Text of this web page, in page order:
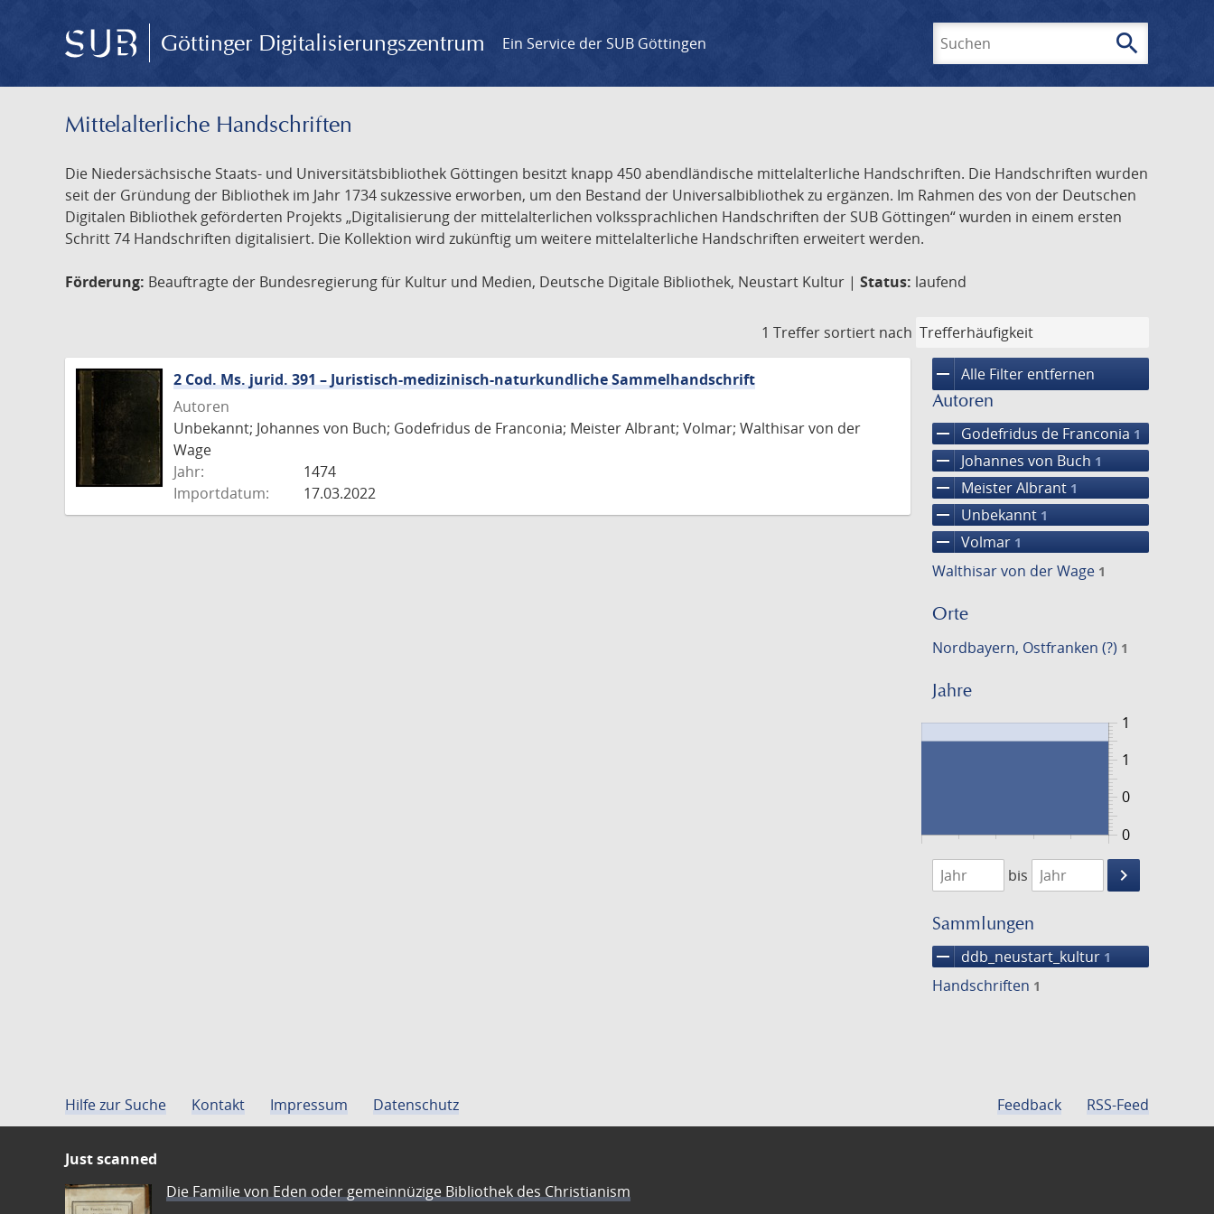
Göttinger Digitalisierungszentrum Ein Service der SUB Göttingen search
Mittelalterliche Handschriften
Die Niedersächsische Staats- und Universitätsbibliothek Göttingen besitzt knapp 450 abendländische mittelalterliche Handschriften. Die Handschriften wurden
seit der Gründung der Bibliothek im Jahr 1734 sukzessive erworben, um den Bestand der Universalbibliothek zu ergänzen. Im Rahmen des von der Deutschen
Digitalen Bibliothek geförderten Projekts „Digitalisierung der mittelalterlichen volkssprachlichen Handschriften der SUB Göttingen“ wurden in einem ersten
Schritt 74 Handschriften digitalisiert. Die Kollektion wird zukünftig um weitere mittelalterliche Handschriften erweitert werden.
Förderung: Beauftragte der Bundesregierung für Kultur und Medien, Deutsche Digitale Bibliothek, Neustart Kultur | Status: laufend
1 Treffer sortiert nach
remove Alle Filter entfernen
Autoren
remove Godefridus de Franconia 1
remove Johannes von Buch 1
remove Meister Albrant 1
remove Unbekannt 1
remove Volmar 1
Walthisar von der Wage 1
Orte
Nordbayern, Ostfranken (?) 1
Jahre
0
1
0
1
1474
1475
bis
keyboard_arrow_right
Suche
Sammlungen
remove ddb_neustart_kultur 1
Handschriften 1
2 Cod. Ms. jurid. 391 – Juristisch-medizinisch-naturkundliche Sammelhandschrift
Autoren
Unbekannt; Johannes von Buch; Godefridus de Franconia; Meister Albrant; Volmar; Walthisar von der
Wage
Jahr:
1474
Importdatum:
17.03.2022
Hilfe zur Suche Kontakt Impressum Datenschutz Feedback RSS-Feed
Just scanned
Die Familie von Eden oder gemeinnüzige Bibliothek des Christianism